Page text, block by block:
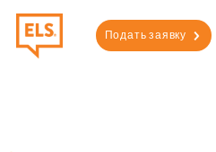
Перейти к основному содержанию
Второе меню
Подать заявку